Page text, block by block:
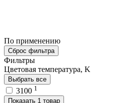
По применению
Сброс фильтра
Фильтры
Цветовая температура, K
Выбрать все
3100 1
Показать 1 товар